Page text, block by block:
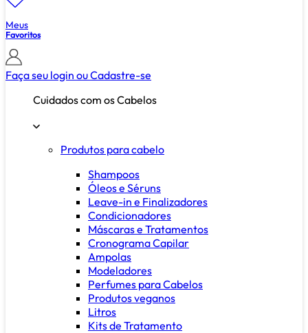
Meus
Favoritos
Faça seu login ouCadastre-se
Cuidados com os Cabelos
Produtos para cabelo
Shampoos
Óleos e Séruns
Leave-in e Finalizadores
Condicionadores
Máscaras e Tratamentos
Cronograma Capilar
Ampolas
Modeladores
Perfumes para Cabelos
Produtos veganos
Litros
Kits de Tratamento